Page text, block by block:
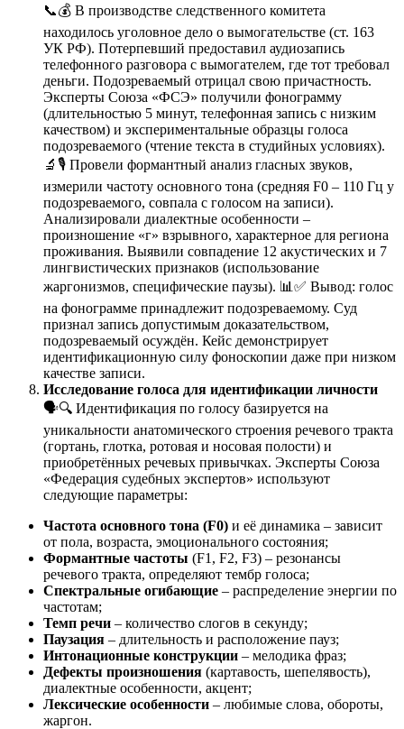
📞💰 В производстве следственного комитета
находилось уголовное дело о вымогательстве (ст. 163
УК РФ). Потерпевший предоставил аудиозапись
телефонного разговора с вымогателем, где тот требовал
деньги. Подозреваемый отрицал свою причастность.
Эксперты Союза «ФСЭ» получили фонограмму
(длительностью 5 минут, телефонная запись с низким
качеством) и экспериментальные образцы голоса
подозреваемого (чтение текста в студийных условиях).
🔬🎙️ Провели формантный анализ гласных звуков,
измерили частоту основного тона (средняя F0 – 110 Гц у
подозреваемого, совпала с голосом на записи).
Анализировали диалектные особенности –
произношение «г» взрывного, характерное для региона
проживания. Выявили совпадение 12 акустических и 7
лингвистических признаков (использование
жаргонизмов, специфические паузы). 📊✅ Вывод: голос
на фонограмме принадлежит подозреваемому. Суд
признал запись допустимым доказательством,
подозреваемый осуждён. Кейс демонстрирует
идентификационную силу фоноскопии даже при низком
качестве записи.
Исследование голоса для идентификации личности
🗣️🔍 Идентификация по голосу базируется на
уникальности анатомического строения речевого тракта
(гортань, глотка, ротовая и носовая полости) и
приобретённых речевых привычках. Эксперты Союза
«Федерация судебных экспертов» используют
следующие параметры:
Частота основного тона (F0) и её динамика – зависит
от пола, возраста, эмоционального состояния;
Формантные частоты (F1, F2, F3) – резонансы
речевого тракта, определяют тембр голоса;
Спектральные огибающие – распределение энергии по
частотам;
Темп речи – количество слогов в секунду;
Паузация – длительность и расположение пауз;
Интонационные конструкции – мелодика фраз;
Дефекты произношения (картавость, шепелявость),
диалектные особенности, акцент;
Лексические особенности – любимые слова, обороты,
жаргон.